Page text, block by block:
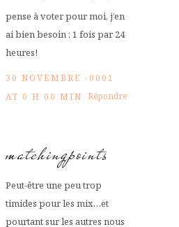
pense à voter pour moi, j’en
ai bien besoin : 1 fois par 24
heures!
30 NOVEMBRE -0001
AT 0 H 00 MIN Répondre
matchingpoints
Peut-être une peu trop
timides pour les mix…et
pourtant sur les autres nous